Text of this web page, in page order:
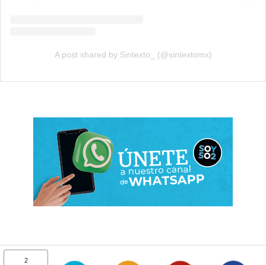
A post shared by Sintexto_ (@sintextomx)
2